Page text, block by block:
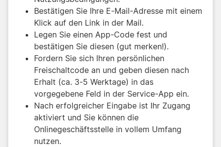
Bestätigen Sie Ihre E-Mail-Adresse mit einem
Klick auf den Link in der Mail.
Legen Sie einen App-Code fest und
bestätigen Sie diesen (gut merken!).
Fordern Sie sich Ihren persönlichen
Freischaltcode an und geben diesen nach
Erhalt (ca. 3-5 Werktage) in das
vorgegebene Feld in der Service-App ein.
Nach erfolgreicher Eingabe ist Ihr Zugang
aktiviert und Sie können die
Onlinegeschäftsstelle in vollem Umfang
nutzen.